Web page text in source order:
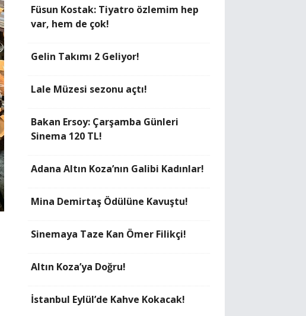
Füsun Kostak: Tiyatro özlemim hep
var, hem de çok!
Gelin Takımı 2 Geliyor!
Lale Müzesi sezonu açtı!
Bakan Ersoy: Çarşamba Günleri
Sinema 120 TL!
Adana Altın Koza’nın Galibi Kadınlar!
Mina Demirtaş Ödülüne Kavuştu!
Sinemaya Taze Kan Ömer Filikçi!
Altın Koza’ya Doğru!
İstanbul Eylül’de Kahve Kokacak!